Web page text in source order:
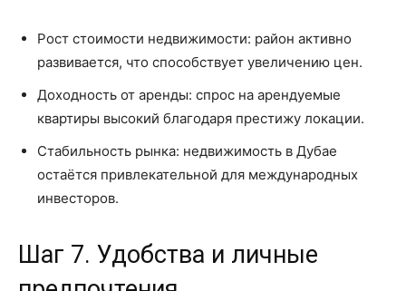
Рост стоимости недвижимости: район активно
развивается, что способствует увеличению цен.
Доходность от аренды: спрос на арендуемые
квартиры высокий благодаря престижу локации.
Стабильность рынка: недвижимость в Дубае
остаётся привлекательной для международных
инвесторов.
Шаг 7. Удобства и личные